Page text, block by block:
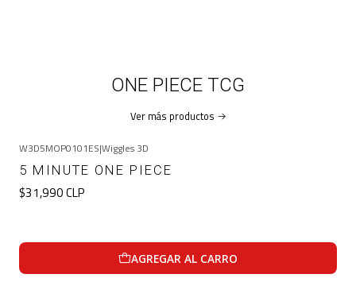
ONE PIECE TCG
Ver más productos
W3D5MOP0101ES|Wiggles 3D
5 MINUTE ONE PIECE
$31,990 CLP
AGREGAR AL CARRO